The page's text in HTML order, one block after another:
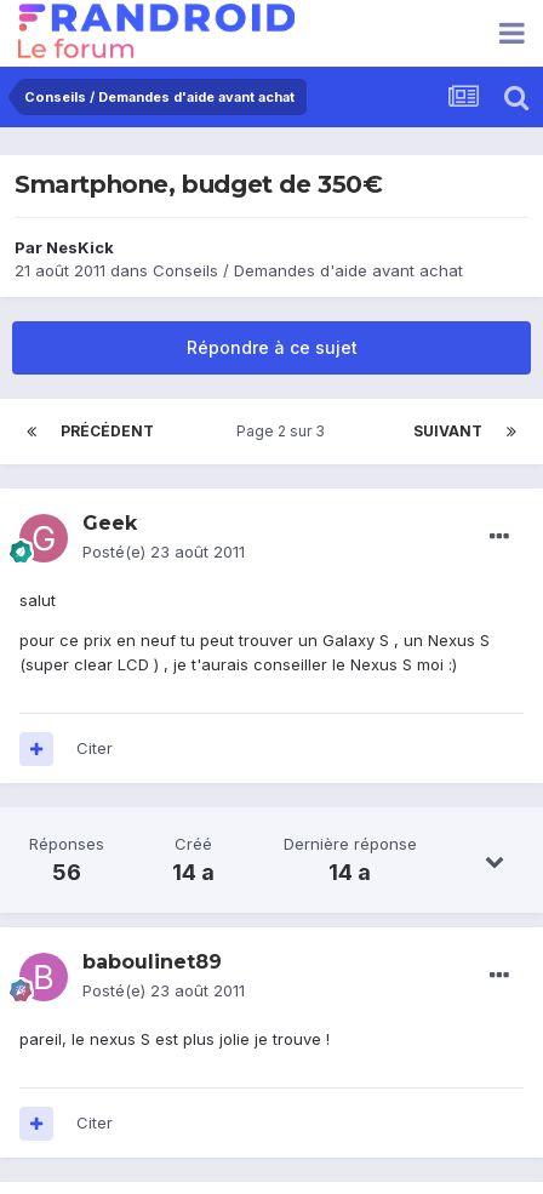
Conseils / Demandes d'aide avant achat
Smartphone, budget de 350€
Par NesKick
21 août 2011 dans Conseils / Demandes d'aide avant achat
Répondre à ce sujet
PRÉCÉDENT SUIVANT
Page 2 sur 3
Geek
Posté(e) 23 août 2011
salut
pour ce prix en neuf tu peut trouver un Galaxy S , un Nexus S
(super clear LCD ) , je t'aurais conseiller le Nexus S moi :)
Citer
Réponses
56
Créé
14 a
Dernière réponse
14 a
baboulinet89
Posté(e) 23 août 2011
pareil, le nexus S est plus jolie je trouve !
Citer